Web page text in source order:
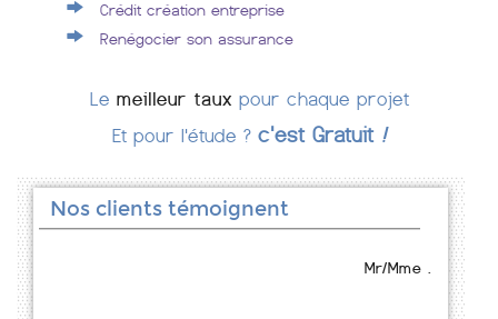
Crédit création entreprise
Renégocier son assurance
Le meilleur taux pour chaque projet
Et pour l'étude ? c'est Gratuit !
Nos clients témoignent
Mr/Mme .